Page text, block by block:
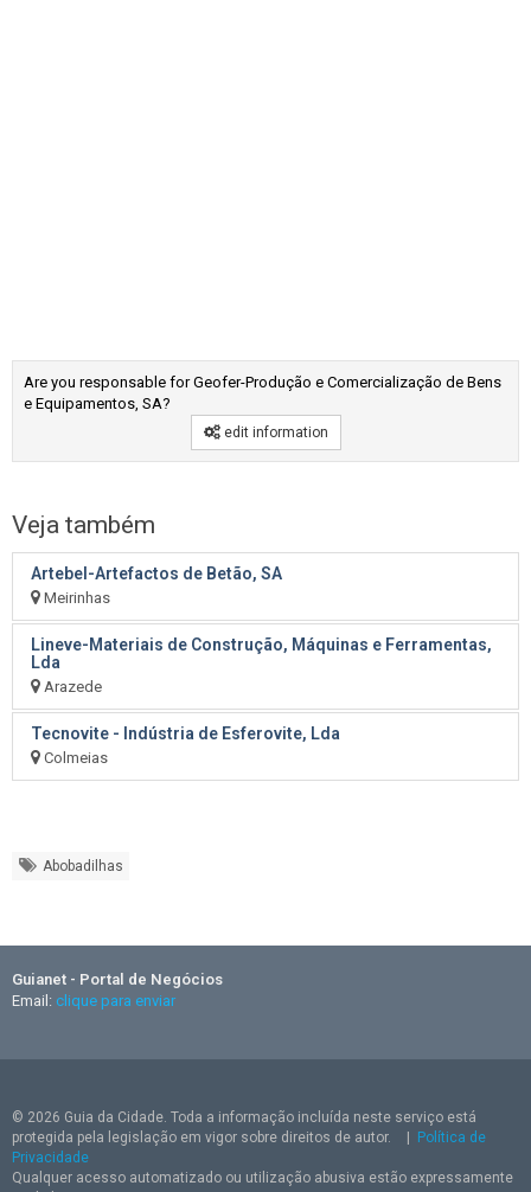
Are you responsable for Geofer-Produção e Comercialização de Bens
e Equipamentos, SA?
edit information
Veja também
Artebel-Artefactos de Betão, SA
Meirinhas
Lineve-Materiais de Construção, Máquinas e Ferramentas,
Lda
Arazede
Tecnovite - Indústria de Esferovite, Lda
Colmeias
Abobadilhas
Guianet - Portal de Negócios
Email: clique para enviar
© 2026 Guia da Cidade. Toda a informação incluída neste serviço está
protegida pela legislação em vigor sobre direitos de autor.
Política de
Privacidade
Qualquer acesso automatizado ou utilização abusiva estão expressamente